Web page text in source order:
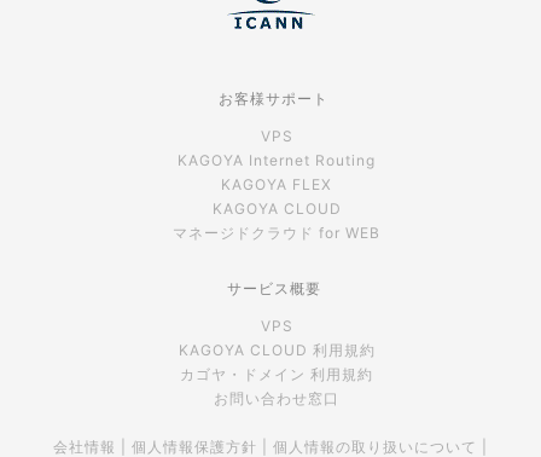
お客様サポート
VPS
KAGOYA Internet Routing
KAGOYA FLEX
KAGOYA CLOUD
マネージドクラウド for WEB
サービス概要
VPS
KAGOYA CLOUD 利用規約
カゴヤ・ドメイン 利用規約
お問い合わせ窓口
会社情報 個人情報保護方針 個人情報の取り扱いについて